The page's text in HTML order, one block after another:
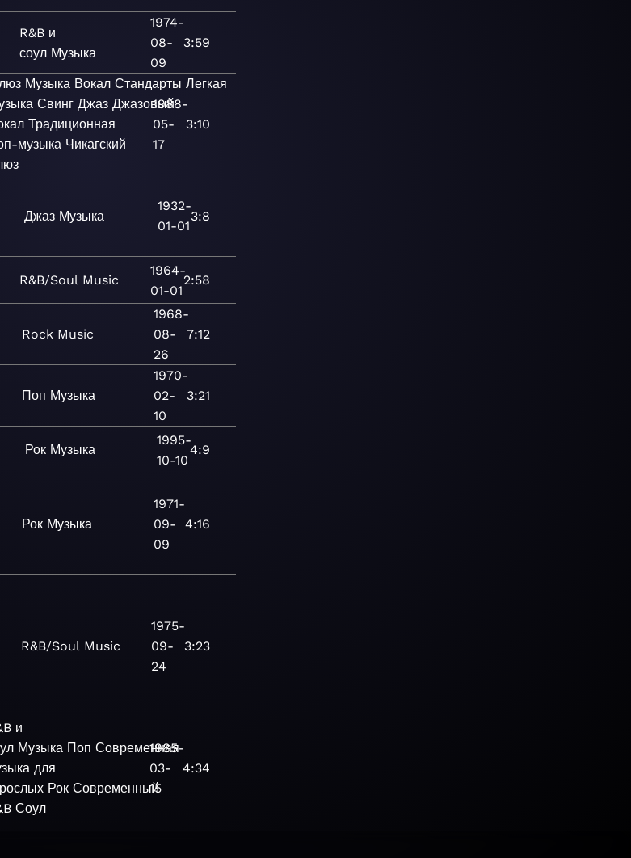
R&B и
соул Музыка
1974-
08-
09
3:59
Музыка Вокал Стандарты Легкая
Свинг Джаз Джазовый
Традиционная
музыка Чикагский
1988-
05-
17
3:10
Джаз Музыка
1932-
01-01
3:8
R&B/Soul Music
1964-
01-01
2:58
Rock Music
1968-
08-
26
7:12
Поп Музыка
1970-
02-
10
3:21
Рок Музыка
1995-
10-10
4:9
Рок Музыка
1971-
09-
09
4:16
R&B/Soul Music
1975-
09-
24
3:23
и
Музыка Поп Современная
для
Рок Современный
Соул
1985-
03-
15
4:34